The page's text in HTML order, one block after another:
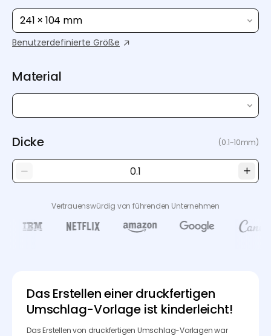
241 × 104 mm
Benutzerdefinierte Größe
Material
Dicke (0.1~10mm)
Vertrauenswürdig von führenden Unternehmen
Das Erstellen einer druckfertigen
Umschlag-Vorlage ist kinderleicht!
Das Erstellen von druckfertigen Umschlag-Vorlagen war